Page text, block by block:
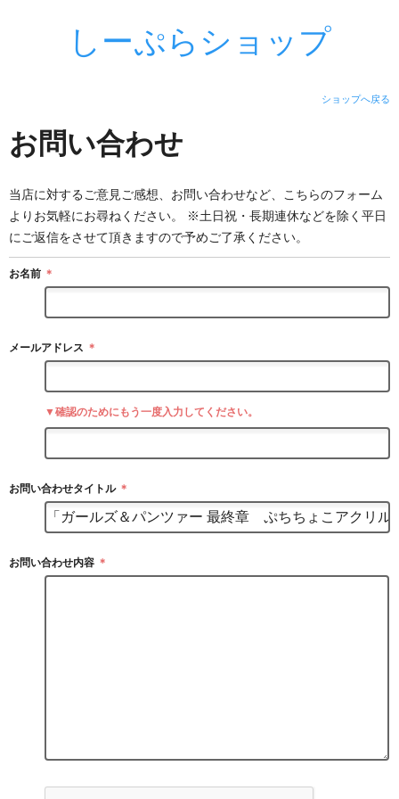
しーぷらショップ
ショップへ戻る
お問い合わせ
当店に対するご意見ご感想、お問い合わせなど、こちらのフォーム
よりお気軽にお尋ねください。 ※土日祝・長期連休などを除く平日
にご返信をさせて頂きますので予めご了承ください。
お名前 ＊
メールアドレス ＊
▼確認のためにもう一度入力してください。
お問い合わせタイトル ＊
お問い合わせ内容 ＊